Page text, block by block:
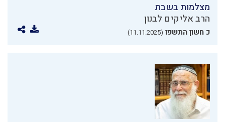
מצלמות בשבת
הרב אליקים לבנון
כ חשון התשפו (11.11.2025)